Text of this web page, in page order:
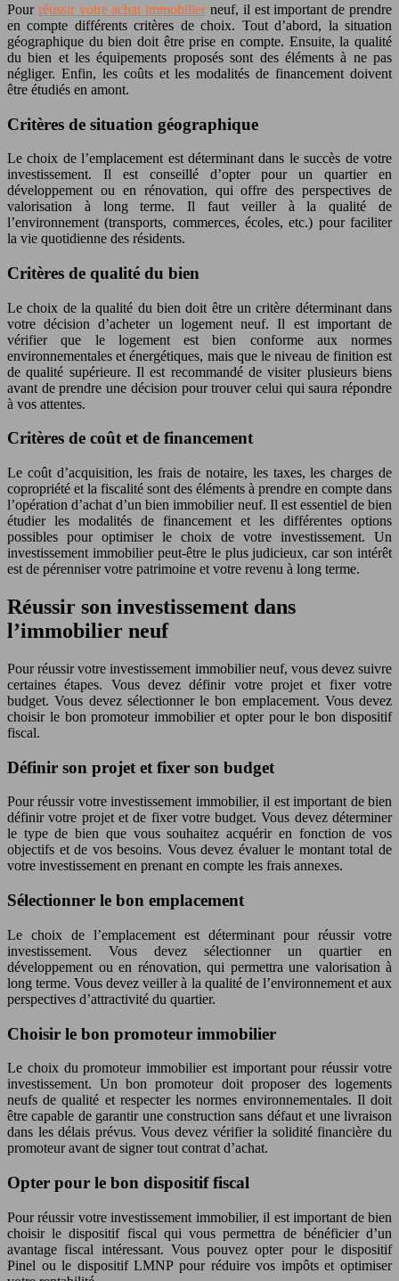
Pour réussir votre achat immobilierneuf, il est important de prendre
en compte différents critères de choix. Tout d’abord, la situation
géographique du bien doit être prise en compte. Ensuite, la qualité
du bien et les équipements proposés sont des éléments à ne pas
négliger. Enfin, les coûts et les modalités de financement doivent
être étudiés en amont.
Critères de situation géographique
Le choix de l’emplacement est déterminant dans le succès de votre
investissement. Il est conseillé d’opter pour un quartier en
développement ou en rénovation, qui offre des perspectives de
valorisation à long terme. Il faut veiller à la qualité de
l’environnement (transports, commerces, écoles, etc.) pour faciliter
la vie quotidienne des résidents.
Critères de qualité du bien
Le choix de la qualité du bien doit être un critère déterminant dans
votre décision d’acheter un logement neuf. Il est important de
vérifier que le logement est bien conforme aux normes
environnementales et énergétiques, mais que le niveau de finition est
de qualité supérieure. Il est recommandé de visiter plusieurs biens
avant de prendre une décision pour trouver celui qui saura répondre
à vos attentes.
Critères de coût et de financement
Le coût d’acquisition, les frais de notaire, les taxes, les charges de
copropriété et la fiscalité sont des éléments à prendre en compte dans
l’opération d’achat d’un bien immobilier neuf. Il est essentiel de bien
étudier les modalités de financement et les différentes options
possibles pour optimiser le choix de votre investissement. Un
investissement immobilier peut-être le plus judicieux, car son intérêt
est de pérenniser votre patrimoine et votre revenu à long terme.
Réussir son investissement dans
l’immobilier neuf
Pour réussir votre investissement immobilier neuf, vous devez suivre
certaines étapes. Vous devez définir votre projet et fixer votre
budget. Vous devez sélectionner le bon emplacement. Vous devez
choisir le bon promoteur immobilier et opter pour le bon dispositif
fiscal.
Définir son projet et fixer son budget
Pour réussir votre investissement immobilier, il est important de bien
définir votre projet et de fixer votre budget. Vous devez déterminer
le type de bien que vous souhaitez acquérir en fonction de vos
objectifs et de vos besoins. Vous devez évaluer le montant total de
votre investissement en prenant en compte les frais annexes.
Sélectionner le bon emplacement
Le choix de l’emplacement est déterminant pour réussir votre
investissement. Vous devez sélectionner un quartier en
développement ou en rénovation, qui permettra une valorisation à
long terme. Vous devez veiller à la qualité de l’environnement et aux
perspectives d’attractivité du quartier.
Choisir le bon promoteur immobilier
Le choix du promoteur immobilier est important pour réussir votre
investissement. Un bon promoteur doit proposer des logements
neufs de qualité et respecter les normes environnementales. Il doit
être capable de garantir une construction sans défaut et une livraison
dans les délais prévus. Vous devez vérifier la solidité financière du
promoteur avant de signer tout contrat d’achat.
Opter pour le bon dispositif fiscal
Pour réussir votre investissement immobilier, il est important de bien
choisir le dispositif fiscal qui vous permettra de bénéficier d’un
avantage fiscal intéressant. Vous pouvez opter pour le dispositif
Pinel ou le dispositif LMNP pour réduire vos impôts et optimiser